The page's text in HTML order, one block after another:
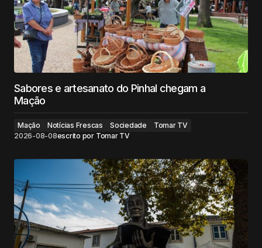
Sabores e artesanato do Pinhal chegam a
Mação
Mação Notícias Frescas Sociedade
Tomar TV
2026-08-08escrito por Tomar TV